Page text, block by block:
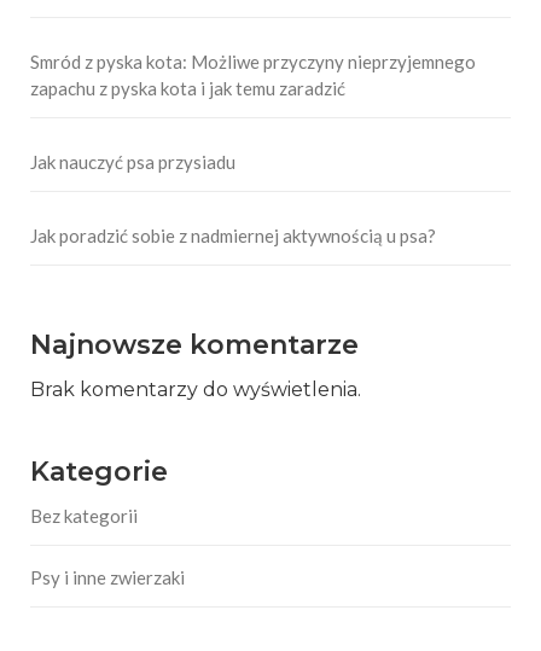
Smród z pyska kota: Możliwe przyczyny nieprzyjemnego
zapachu z pyska kota i jak temu zaradzić
Jak nauczyć psa przysiadu
Jak poradzić sobie z nadmiernej aktywnością u psa?
Najnowsze komentarze
Brak komentarzy do wyświetlenia.
Kategorie
Bez kategorii
Psy i inne zwierzaki